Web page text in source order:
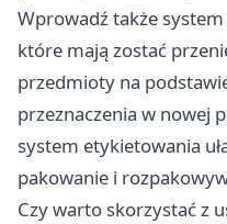
Wprowadź także
które mają zostać
przedmioty na
przeznaczenia w nowej
system etykietowania
pakowanie i
Czy warto skorzystać z